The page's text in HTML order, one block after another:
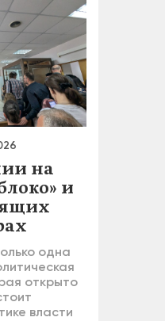
на
и
одна
открыто
власти